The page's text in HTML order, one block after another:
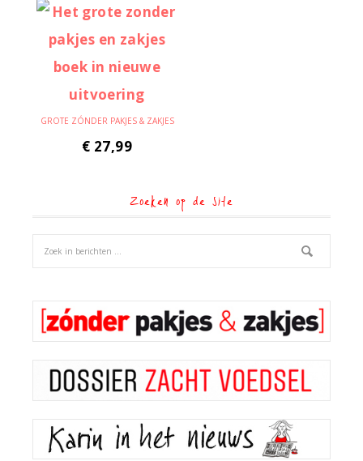
GROTE ZÓNDER PAKJES & ZAKJES
€ 27,99
Zoeken op de site